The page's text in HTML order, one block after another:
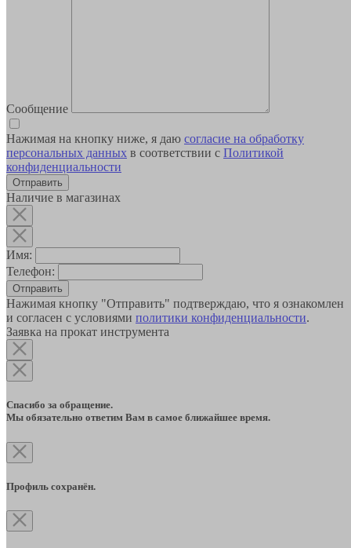
Сообщение
Нажимая на кнопку ниже, я даю согласие на обработку
персональных данных в соответствии с Политикой
конфиденциальности
Наличие в магазинах
Имя:
Телефон:
Отправить
Нажимая кнопку "Отправить" подтверждаю, что я ознакомлен
и согласен с условиями политики конфиденциальности.
Заявка на прокат инструмента
Спасибо за обращение.
Мы обязательно ответим Вам в самое ближайшее время.
Профиль сохранён.